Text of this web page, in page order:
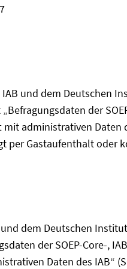
und dem Deutschen
der
administrativen Daten
per Gastaufenthalt oder
dem Deutschen
der SOEP-Core-,
Daten des IAB“